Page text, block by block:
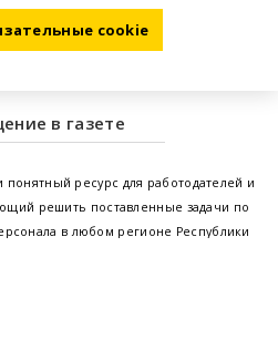
в газете
ресурс для работодателей и
решить поставленные задачи по
в любом регионе Республики
cookie